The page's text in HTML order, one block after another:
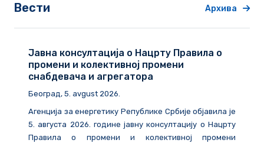
Вести Архива
Јавна консултација о Нацрту Правила о
промени и колективној промени
снабдевача и агрегатора
Београд, 5. avgust 2026.
Агенција за енергетику Републике Србије објавила је
5. августа 2026. годинејавну консултацију о Нацрту
Правила о промени и колективној промени